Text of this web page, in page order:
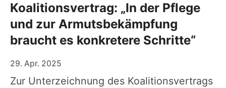
Koalitionsvertrag: „In der Pflege
und zur Armutsbekämpfung
braucht es konkretere Schritte“
29. Apr. 2025
Zur Unterzeichnung des Koalitionsvertrags